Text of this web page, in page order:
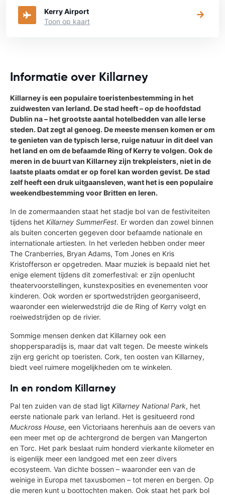
Kerry Airport
Toon op kaart
Informatie over Killarney
Killarney is een populaire toeristenbestemming in het
zuidwesten van Ierland. De stad heeft – op de hoofdstad
Dublin na – het grootste aantal hotelbedden van alle Ierse
steden. Dat zegt al genoeg. De meeste mensen komen er om
te genieten van de typisch Ierse, ruige natuur in dit deel van
het land en om de befaamde Ring of Kerry te volgen. Ook de
meren in de buurt van Killarney zijn trekpleisters, niet in de
laatste plaats omdat er op forel kan worden gevist. De stad
zelf heeft een druk uitgaansleven, want het is een populaire
weekendbestemming voor Britten en Ieren.
In de zomermaanden staat het stadje bol van de festiviteiten
tijdens het Killarney SummerFest. Er worden dan zowel binnen
als buiten concerten gegeven door befaamde nationale en
internationale artiesten. In het verleden hebben onder meer
The Cranberries, Bryan Adams, Tom Jones en Kris
Kristofferson er opgetreden. Maar muziek is bepaald niet het
enige element tijdens dit zomerfestival: er zijn openlucht
theatervoorstellingen, kunstexposities en evenementen voor
kinderen. Ook worden er sportwedstrijden georganiseerd,
waaronder een wielerwedstrijd die de Ring of Kerry volgt en
roeiwedstrijden op de rivier.
Sommige mensen denken dat Killarney ook een
shoppersparadijs is, maar dat valt tegen. De meeste winkels
zijn erg gericht op toeristen. Cork, ten oosten van Killarney,
biedt veel ruimere mogelijkheden om te winkelen.
In en rondom Killarney
Pal ten zuiden van de stad ligt Killarney National Park, het
eerste nationale park van Ierland. Het is gesitueerd rond
Muckross House, een Victoriaans herenhuis aan de oevers van
een meer met op de achtergrond de bergen van Mangerton
en Torc. Het park beslaat ruim honderd vierkante kilometer en
is eigenlijk meer een landgoed met een zeer divers
ecosysteem. Van dichte bossen – waaronder een van de
weinige in Europa met taxusbomen – tot meren en bergen. Op
die meren kunt u boottochten maken. Ook staat het park bol